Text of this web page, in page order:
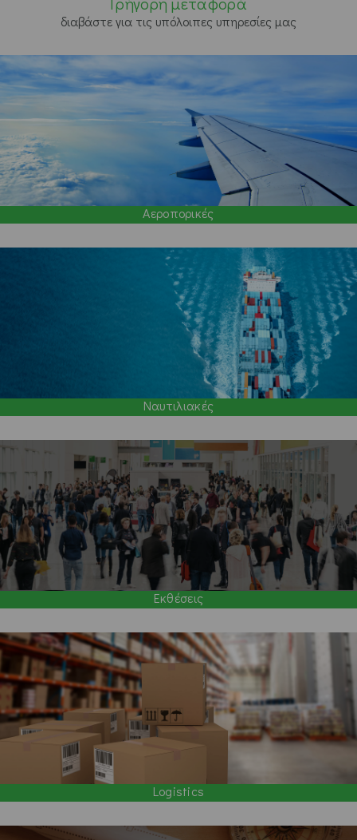
διαβάστε για τις υπόλοιπες υπηρεσίες μας
Αεροπορικές
Ναυτιλιακές
Εκθέσεις
Logistics